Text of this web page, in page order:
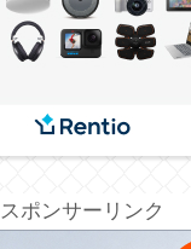
スポンサーリンク